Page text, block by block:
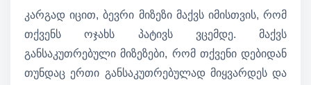
კარგად იცით, ბევრი მიზეზი მაქვს იმისთვის, რომ
თქვენს ოჯახს პატივს ვცემდე. მაქვს
განსაკუთრებული მიზეზები, რომ თქვენი დებიდან
თუნდაც ერთი განსაკუთრებულად მიყვარდეს და